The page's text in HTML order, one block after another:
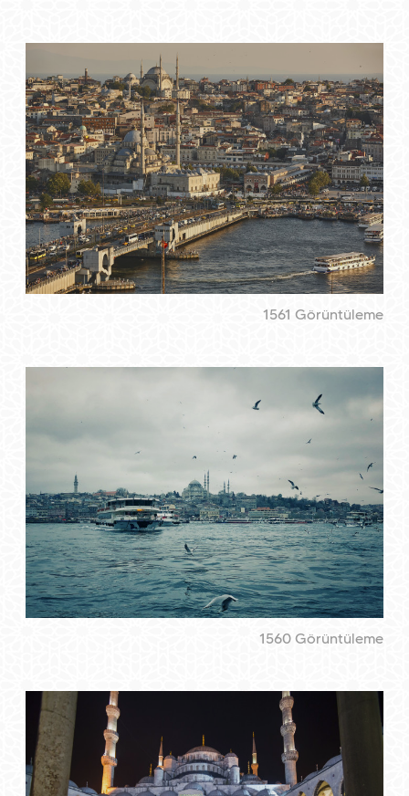
1561 Görüntüleme
1560 Görüntüleme